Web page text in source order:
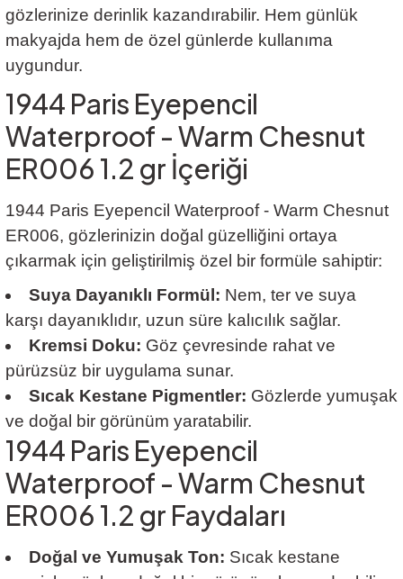
gözlerinize derinlik kazandırabilir. Hem günlük
makyajda hem de özel günlerde kullanıma
uygundur.
1944 Paris Eyepencil
Waterproof - Warm Chesnut
ER006 1.2 gr İçeriği
1944 Paris Eyepencil Waterproof - Warm Chesnut
ER006, gözlerinizin doğal güzelliğini ortaya
çıkarmak için geliştirilmiş özel bir formüle sahiptir:
Suya Dayanıklı Formül: Nem, ter ve suya
karşı dayanıklıdır, uzun süre kalıcılık sağlar.
Kremsi Doku: Göz çevresinde rahat ve
pürüzsüz bir uygulama sunar.
Sıcak Kestane Pigmentler: Gözlerde yumuşak
ve doğal bir görünüm yaratabilir.
1944 Paris Eyepencil
Waterproof - Warm Chesnut
ER006 1.2 gr Faydaları
Doğal ve Yumuşak Ton: Sıcak kestane